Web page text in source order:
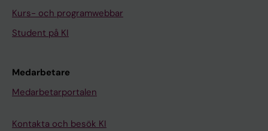
Kurs- och programwebbar
Student på KI
Medarbetare
Medarbetarportalen
Kontakta och besök KI